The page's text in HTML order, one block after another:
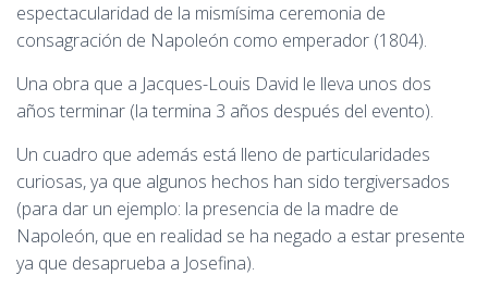
espectacularidad de la mismísima ceremonia de
consagración de Napoleón como emperador (1804).
Una obra que a Jacques-Louis David le lleva unos dos
años terminar (la termina 3 años después del evento).
Un cuadro que además está lleno de particularidades
curiosas, ya que algunos hechos han sido tergiversados
(para dar un ejemplo: la presencia de la madre de
Napoleón, que en realidad se ha negado a estar presente
ya que desaprueba a Josefina).